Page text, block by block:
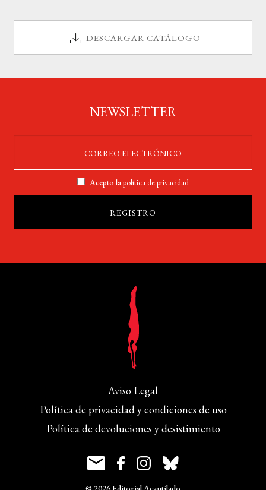
DESCARGAR CATÁLOGO
NEWSLETTER
Acepto lapolítica de privacidad
Aviso Legal
Política de privacidad y condiciones de uso
Política de devoluciones y desistimiento